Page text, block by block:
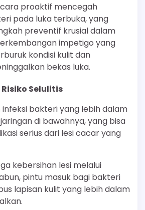
proaktif mencegah
pada luka terbuka, yang
preventif krusial dalam
impetigo yang
kondisi kulit dan
bekas luka.
Selulitis
infeksi bakteri yang lebih dalam
di bawahnya, yang bisa
serius dari lesi cacar yang
kebersihan lesi melalui
pintu masuk bagi bakteri
lapisan kulit yang lebih dalam